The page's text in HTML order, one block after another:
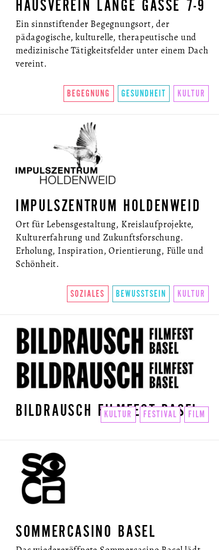
HAUSVEREIN LANGE GASSE 7-9
Ein sinnstiftender Begegnungsort, der
pädagogische, kulturelle, therapeutische und
medizinische Tätigkeitsfelder unter einem Dach
vereint.
BEGEGNUNG GESUNDHEIT KULTUR
IMPULSZENTRUM HOLDENWEID
Ort für Lebensgestaltung, Kreislaufprojekte,
Kulturerfahrung und Zukunftsforschung.
Erholung, Inspiration, Orientierung, Fülle und
Schönheit.
SOZIALES BEWUSSTSEIN KULTUR
BILDRAUSCH FILMFEST BASEL
KULTUR FESTIVAL FILM
SOMMERCASINO BASEL